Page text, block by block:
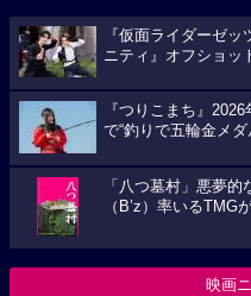
『仮面ライダーゼ
ニティ』オフショッ
『つりこまち』
で“釣りで五輪金メダ
「八つ墓村」悪夢
（B’z）率いるTMG
映画